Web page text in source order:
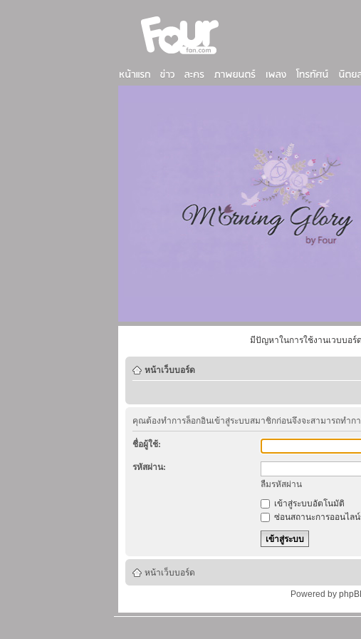
มีปัญหาในการใช้งานเวบบอร์
หน้าเว็บบอร์ด
คุณต้องทำการล็อกอินเข้าสู่ระบบสมาชิกก่อนจึงจะสามารถทำก
ชื่อผู้ใช้:
รหัสผ่าน:
ลืมรหัสผ่าน
เข้าสู่ระบบอัตโนมัติ
ซ่อนสถานะการออนไล
หน้าเว็บบอร์ด
Powered by